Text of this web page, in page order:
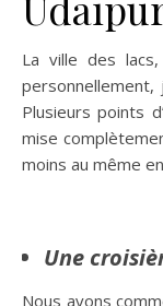
La ville des lacs,
personnellement,
Plusieurs points
mise
moins au même
Une
Nous avons